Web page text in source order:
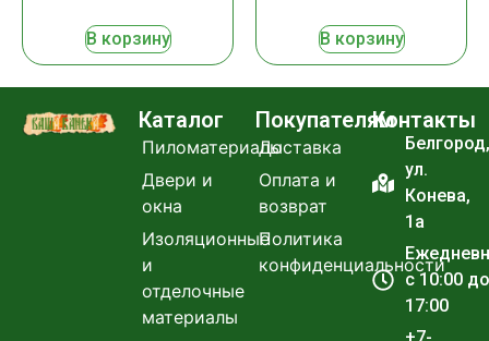
В корзину В корзину
Каталог
Пиломатериалы
Двери и
окна
Изоляционные
и
отделочные
материалы
Покупателям
Доставка
Оплата и
возврат
Политика
конфиденциальности
Контакты
Белгород,
ул.
Конева,
1а
с 10:00 до
17:00